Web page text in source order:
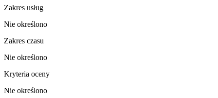
Zakres usług
Nie określono
Zakres czasu
Nie określono
Kryteria oceny
Nie określono